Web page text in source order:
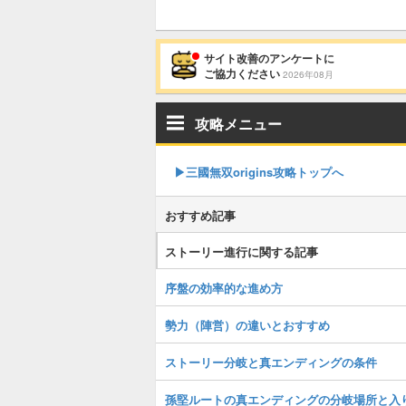
サイト改善のアンケートに
ご協力ください 2026年08月
攻略メニュー
▶︎三國無双origins攻略トップへ
おすすめ記事
ストーリー進行に関する記事
序盤の効率的な進め方
勢力（陣営）の違いとおすすめ
ストーリー分岐と真エンディングの条件
孫堅ルートの真エンディングの分岐場所と入